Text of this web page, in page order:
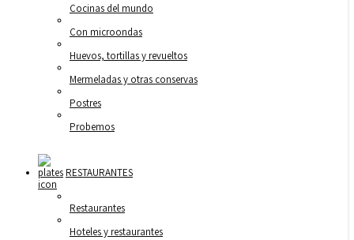
Cocinas del mundo
Con microondas
Huevos, tortillas y revueltos
Mermeladas y otras conservas
Postres
Probemos
RESTAURANTES
Restaurantes
Hoteles y restaurantes